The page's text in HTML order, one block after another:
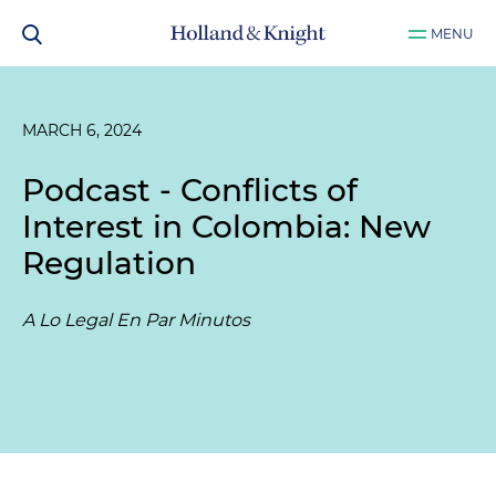
MENU
MARCH 6, 2024
Podcast - Conflicts of
Interest in Colombia: New
Regulation
A Lo Legal En Par Minutos